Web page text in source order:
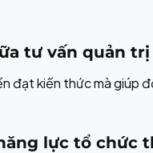
tư vấn quản
đạt kiến thức mà giúp
lực tổ chức